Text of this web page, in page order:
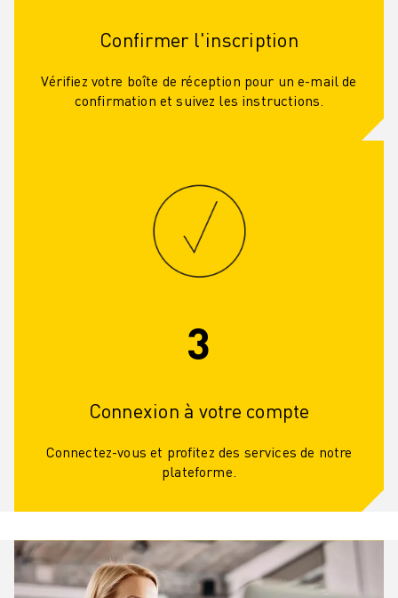
Confirmer l'inscription
Vérifiez votre boîte de réception pour un e-mail de
confirmation et suivez les instructions.
3
Connexion à votre compte
Connectez-vous et profitez des services de notre
plateforme.